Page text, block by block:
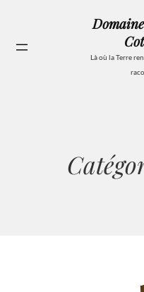
contenu
Là où la Terre